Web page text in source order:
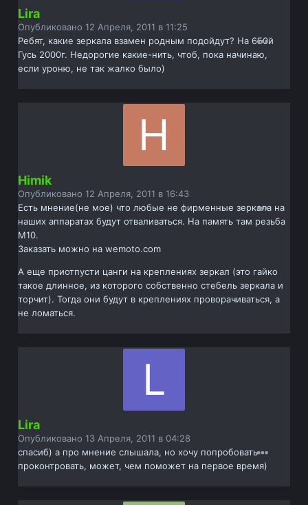
Lira
Опубликовано12 Апреля, 2011 в 11:25
Ребят, какие зеркала взамен родным подойдут? На 650й
Гусь 2000г. Недорогие какие-нить, чтоб, пока начинаю,
если уроню, не так жалко было)
Himik
Опубликовано12 Апреля, 2011 в 16:43
Есть мнение(не мое) что любые не фирменные зеркала на
наших аппаратах будут отваливаться. На память там резьба
М10.
Заказать можно на wemoto.com
А еще приотпусти цанги на креплениях зеркал (это гайко
такое длинное, из которого собственно стебель зеркала и
торчит). Тогда они будут в креплениях проворачиваться, а
не ломаться.
Lira
Опубликовано13 Апреля, 2011 в 04:28
спасиб) а про мнение слышала, но хочу попробовать
проконтровать, может, чем поможет на первое время)